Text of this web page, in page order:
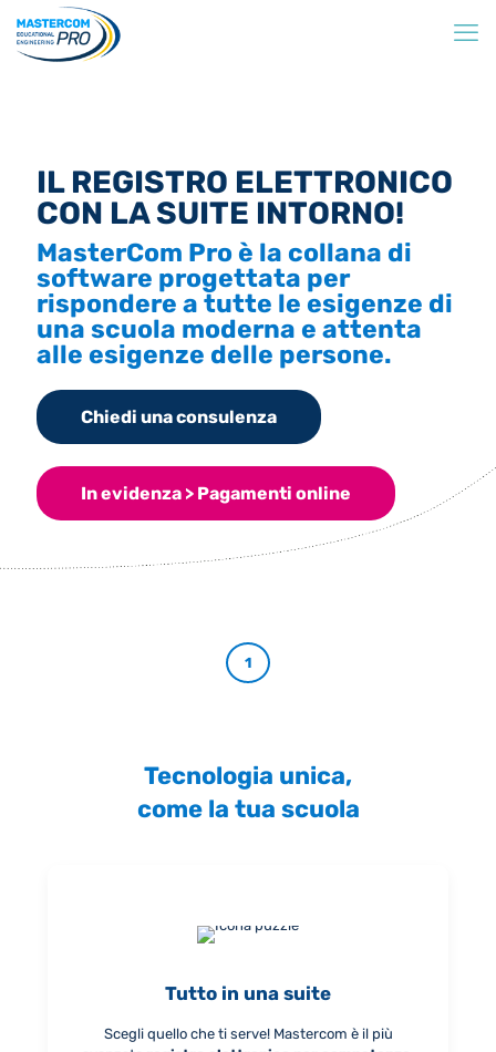
IL REGISTRO ELETTRONICO
CON LA SUITE INTORNO!
MasterCom Pro è la collana di
software progettata per
rispondere a tutte le esigenze di
una scuola moderna e attenta
alle esigenze delle persone.
Chiedi una consulenza
In evidenza > Pagamenti online
1
Tecnologia unica,
come la tua scuola
Tutto in una suite
Scegli quello che ti serve! Mastercom è il più